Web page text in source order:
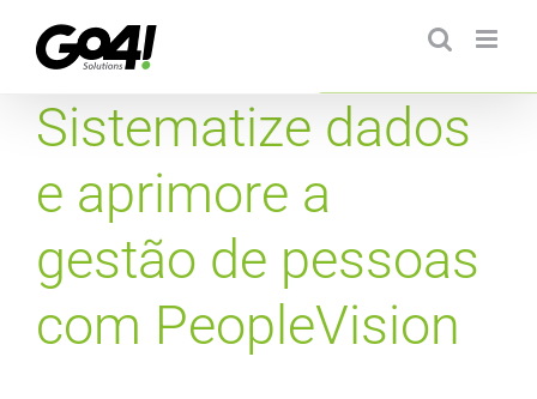
para
conteúdoSistematize dados
e aprimore a
gestão de pessoas
com PeopleVision